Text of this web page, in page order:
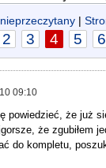
|
2 3 4 5 6
09:10
powiedzieć, że już
że zgubiłem
do kompletu,